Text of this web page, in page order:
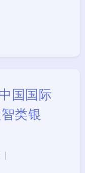
国国际
类银
|